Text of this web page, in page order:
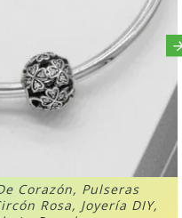
Corazón, Pulseras
Rosa, Joyería DIY,